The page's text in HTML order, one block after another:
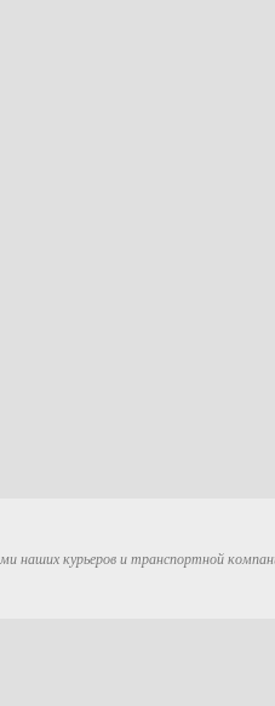
наших курьеров и транспортной